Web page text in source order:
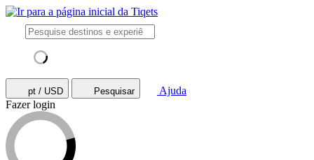
pt / USD Pesquisar
Ajuda
Fazer login